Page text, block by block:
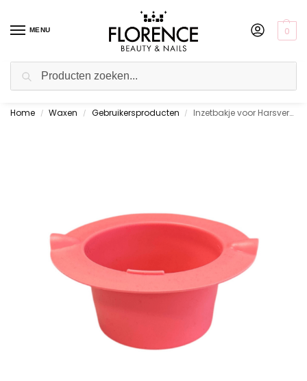
MENU 0
Gratis ophalen in de showroom
Home / Waxen / Gebruikersproducten / Inzetbakje voor Harsverwarmer Silicon Pink 400 gr.